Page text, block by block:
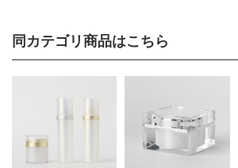
同カテゴリ商品はこちら